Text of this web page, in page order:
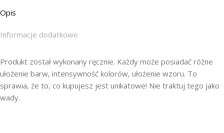
Opis
Informacje dodatkowe
Produkt został wykonany ręcznie. Każdy może posiadać różne
ułożenie barw, intensywność kolorów, ułożenie wzoru. To
sprawia, że to, co kupujesz jest unikatowe! Nie traktuj tego jako
wady.